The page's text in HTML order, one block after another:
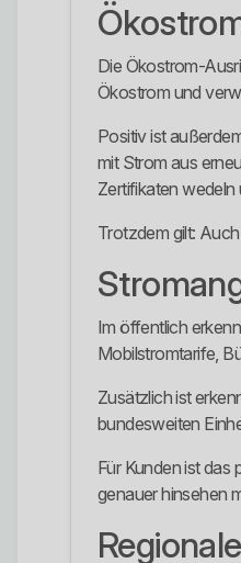
Die Ökostrom-
Ökostrom und
Positiv ist
mit Strom aus
Zertifikaten wedeln
Trotzdem gilt:
Im öffentlich
Mobilstromtarife,
Zusätzlich ist
bundesweiten
Für Kunden ist das
genauer hinsehen